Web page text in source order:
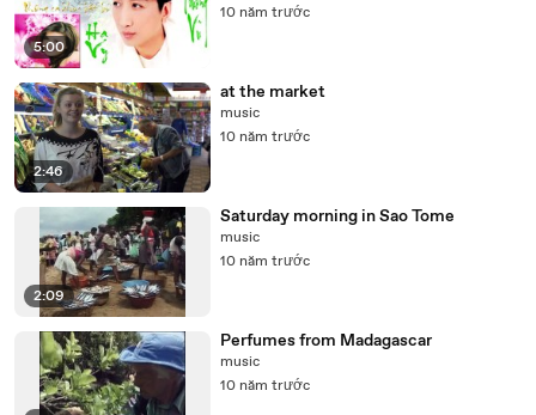
5:00
10 năm trước
2:46
at the market
music
10 năm trước
2:09
Saturday morning in Sao Tome
music
10 năm trước
Perfumes from Madagascar
music
10 năm trước